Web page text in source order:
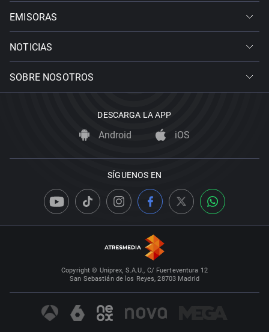
EMISORAS
NOTICIAS
SOBRE NOSOTROS
DESCARGA LA APP
Android iOS
SÍGUENOS EN
Copyright © Uniprex, S.A.U., C/ Fuerteventura 12
San Sebastián de los Reyes, 28703 Madrid